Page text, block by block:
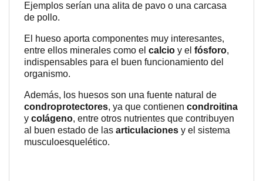
Ejemplos serían una alita de pavo o una carcasa
de pollo.
El hueso aporta componentes muy interesantes,
entre ellos minerales como el calcio y el fósforo,
indispensables para el buen funcionamiento del
organismo.
Además, los huesos son una fuente natural de
condroprotectores, ya que contienen condroitina
y colágeno, entre otros nutrientes que contribuyen
al buen estado de las articulaciones y el sistema
musculoesquelético.